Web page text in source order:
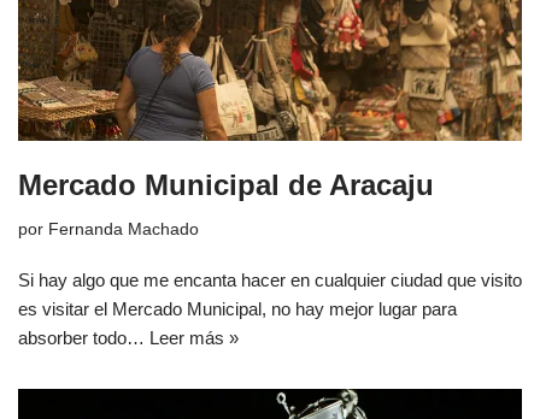
Mercado Municipal de Aracaju
por Fernanda Machado
Si hay algo que me encanta hacer en cualquier ciudad que visito
es visitar el Mercado Municipal, no hay mejor lugar para
absorber todo… Leer más »